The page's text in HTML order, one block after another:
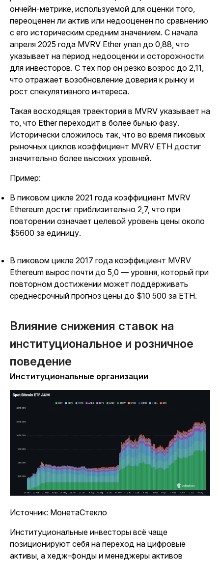
ончейн-метрике, используемой для оценки того,
переоценен ли актив или недооценен по сравнению
с его историческим средним значением. С начала
апреля 2025 года MVRV Ether упал до 0,88, что
указывает на период недооценки и осторожности
для инвесторов. С тех пор он резко возрос до 2,11,
что отражает возобновление доверия к рынку и
рост спекулятивного интереса.
Такая восходящая траектория в MVRV указывает на
то, что Ether переходит в более бычью фазу.
Исторически сложилось так, что во время пиковых
рыночных циклов коэффициент MVRV ETH достиг
значительно более высоких уровней.
Пример:
В пиковом цикле 2021 года коэффициент MVRV
Ethereum достиг приблизительно 2,7, что при
повторении означает целевой уровень цены около
$5600 за единицу.
В пиковом цикле 2017 года коэффициент MVRV
Ethereum вырос почти до 5,0 — уровня, который при
повторном достижении может поддерживать
среднесрочный прогноз цены до $10 500 за ETH.
Влияние снижения ставок на
институциональное и розничное
поведение
Институциональные организации
Источник: МонетаСтекло
Институциональные инвесторы всё чаще
позиционируют себя на переход на цифровые
активы, а хедж-фонды и менеджеры активов